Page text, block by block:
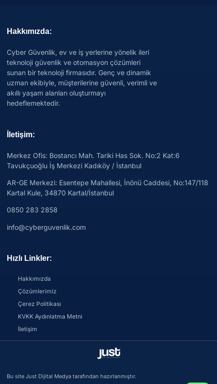
Hakkımızda:
Cyber Güvenlik, ev ve iş yerlerine yönelik ileri
teknoloji güvenlik ve otomasyon çözümleri
sunan bir teknoloji firmasıdır. Genç ve dinamik
uzman ekibiyle, müşterilerine güvenli, verimli ve
akıllı yaşam alanları oluşturmayı
hedeflemektedir.
İletişim:
Merkez Ofis: Bostancı Mah. Tariki Has Sok. No:2 Kat:6
Tavukçuoğlu İş Merkezi Kadıköy / İstanbul
AR-GE Merkezi: Esentepe Mahallesi, İnönü Caddesi, No:147/118
Kartal Kule, 34870 Kartal/İstanbul
0850 283 2858
info@cyberguvenlik.com
Hızlı Linkler:
Hakkımızda
Çözümlerimiz
Çerez Politikası
KVKK Aydınlatma Metni
İletişim
Bu site Just Dijital Medya tarafından hazırlanmıştır.